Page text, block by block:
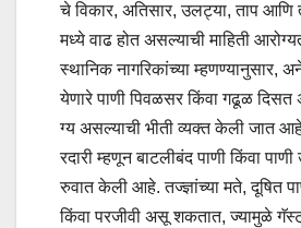
चे विकार, अतिसार, उलट्या, ताप आणि
मध्ये वाढ होत असल्याची माहिती
स्थानिक नागरिकांच्या म्हणण्यानुसार,
येणारे पाणी पिवळसर किंवा गढूळ
ग्य असल्याची भीती व्यक्त केली जात
रदारी म्हणून बाटलीबंद पाणी किंवा
रुवात केली आहे. तज्ज्ञांच्या मते, दूषित
किंवा परजीवी असू शकतात, ज्यामुळे